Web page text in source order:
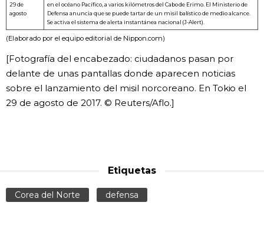
29 de
agosto
en el océano Pacífico, a varios kilómetros del Cabo de Erimo. El Ministerio de
Defensa anuncia que se puede tartar de un misil balístico de medio alcance.
Se activa el sistema de alerta instantánea nacional (J-Alert).
(Elaborado por el equipo editorial de Nippon.com)
[Fotografía del encabezado: ciudadanos pasan por
delante de unas pantallas donde aparecen noticias
sobre el lanzamiento del misil norcoreano. En Tokio el
29 de agosto de 2017. © Reuters/Aflo.]
Etiquetas
Corea del Norte defensa